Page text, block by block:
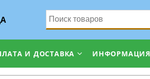
И ДОСТАВКА ИНФОРМАЦИЯ